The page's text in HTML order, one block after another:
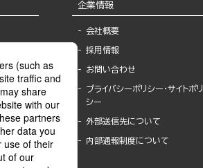
ンシー
カウ
企業情報
会社概要
採用情報
お問い合わせ
プライバシーポリシー・サイトポリ
シー
外部送信先について
内部通報制度について